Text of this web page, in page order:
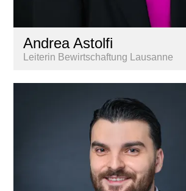
Andrea Astolfi
Leiterin Bewirtschaftung Lausanne